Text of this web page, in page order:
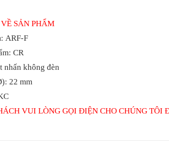
SẢN PHẨM
ARF-F
CR
nhấn không đèn
22 mm
VUI LÒNG GỌI ĐIỆN CHO CHÚNG TÔI